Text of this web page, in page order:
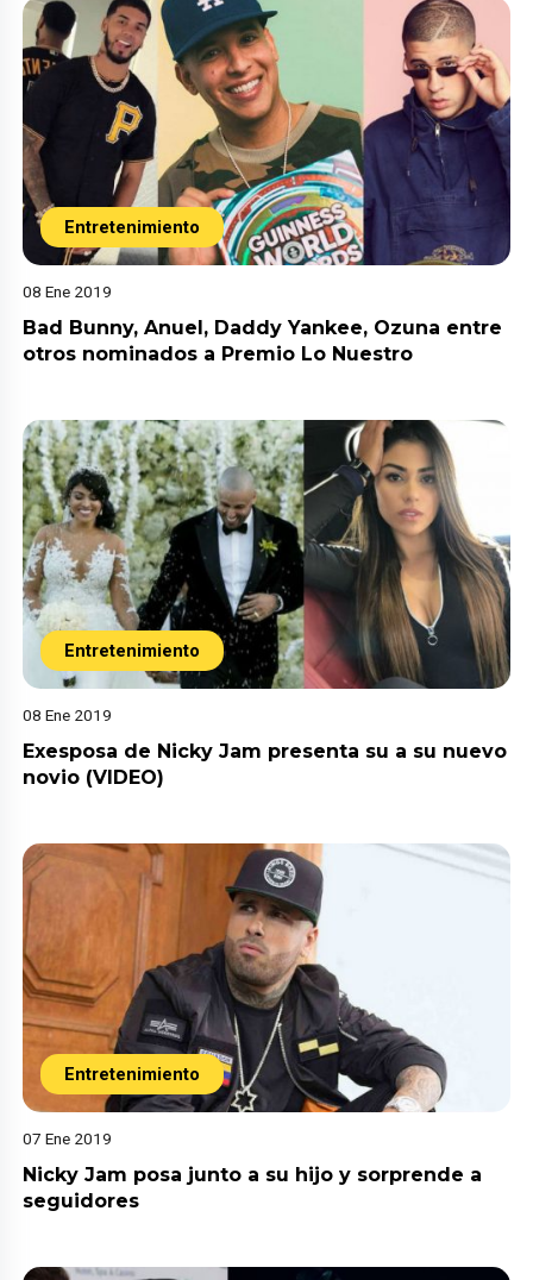
Entretenimiento
08 Ene 2019
Bad Bunny, Anuel, Daddy Yankee, Ozuna entre
otros nominados a Premio Lo Nuestro
Entretenimiento
08 Ene 2019
Exesposa de Nicky Jam presenta su a su nuevo
novio (VIDEO)
Entretenimiento
07 Ene 2019
Nicky Jam posa junto a su hijo y sorprende a
seguidores